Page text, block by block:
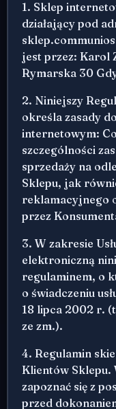
1. Sklep
działający pod
jest przez: Karol
Rymarska 30
2. Niniejszy
określa zasady
internetowym:
szczególności
sprzedaży na
Sklepu, jak
reklamacyjnego
przez
3. W zakresie
elektroniczną
regulaminem, o
o świadczeniu
18 lipca 2002 r.
ze zm.).
4. Regulamin
Klientów Sklepu.
zapoznać się z
przed